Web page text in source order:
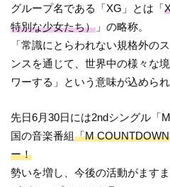
グループ名である「XG」とは「
特別な少女たち） 」の略称。
「常識にとらわれない規格外の
ンスを通じて、世界中の様々な
ワーする」という意味が込められ
先日6月30日には2ndシングル「
国の音楽番組「M
ー！
勢いを増し、今後の活動がます